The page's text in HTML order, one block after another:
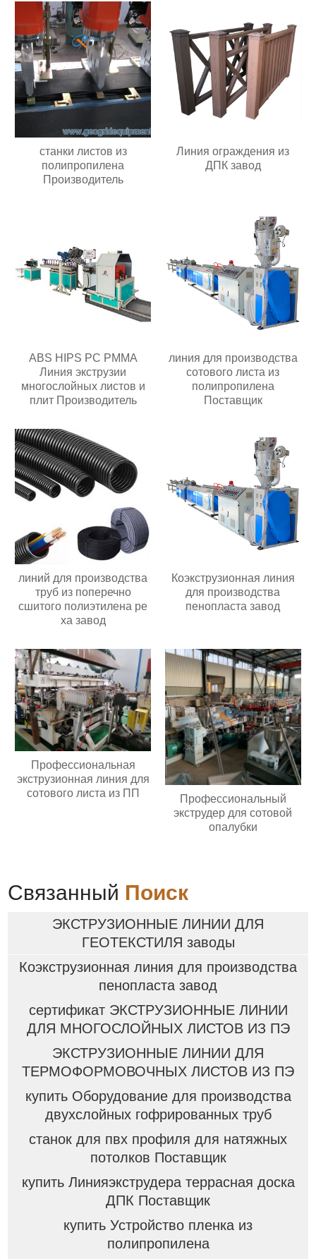
станки листов из
полипропилена
Производитель
Линия ограждения из
ДПК завод
ABS HIPS PC PMMA
Линия экструзии
многослойных листов и
плит Производитель
линия для производства
сотового листа из
полипропилена
Поставщик
линий для производства
труб из поперечно
сшитого полиэтилена pe
xa завод
Коэкструзионная линия
для производства
пенопласта завод
Профессиональная
экструзионная линия для
сотового листа из ПП
Профессиональный
экструдер для сотовой
опалубки
Связанный Поиск
ЭКСТРУЗИОННЫЕ ЛИНИИ ДЛЯ
ГЕОТЕКСТИЛЯ заводы
Коэкструзионная линия для производства
пенопласта завод
сертификат ЭКСТРУЗИОННЫЕ ЛИНИИ
ДЛЯ МНОГОСЛОЙНЫХ ЛИСТОВ ИЗ ПЭ
ЭКСТРУЗИОННЫЕ ЛИНИИ ДЛЯ
ТЕРМОФОРМОВОЧНЫХ ЛИСТОВ ИЗ ПЭ
купить Оборудование для производства
двухслойных гофрированных труб
станок для пвх профиля для натяжных
потолков Поставщик
купить Линияэкструдера террасная доска
ДПК Поставщик
купить Устройство пленка из
полипропилена